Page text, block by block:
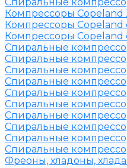
Компрессоры Copeland
Компрессоры Copeland
Компрессоры Copeland
Спиральные
Спиральные
Спиральные
Спиральные
Спиральные
Спиральные
Спиральные
Спиральные
Спиральные
Спиральные
Фреоны, хладоны,